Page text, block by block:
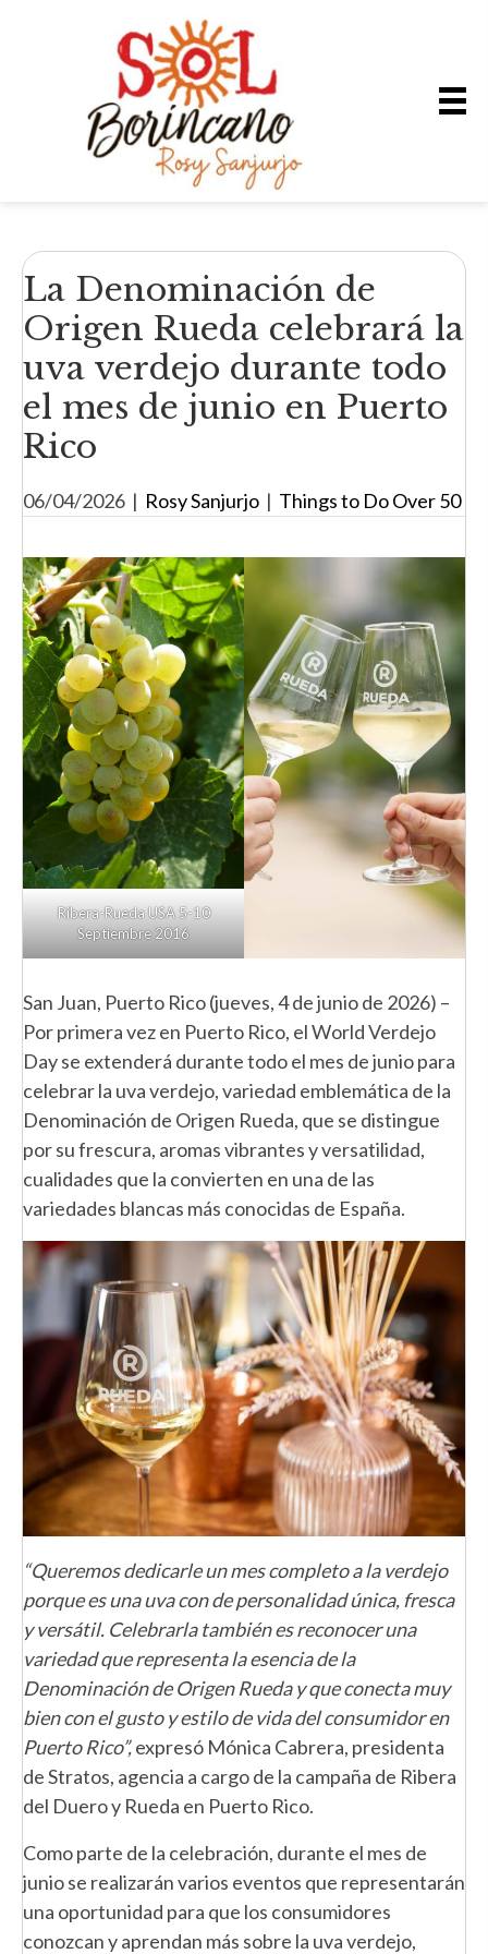
La Denominación de
Origen Rueda celebrará la
uva verdejo durante todo
el mes de junio en Puerto
Rico
06/04/2026 | Rosy Sanjurjo | Things to Do Over 50
Ribera-Rueda USA 5-10
Septiembre 2016
San Juan, Puerto Rico (jueves, 4 de junio de 2026) –
Por primera vez en Puerto Rico, el World Verdejo
Day se extenderá durante todo el mes de junio para
celebrar la uva verdejo, variedad emblemática de la
Denominación de Origen Rueda, que se distingue
por su frescura, aromas vibrantes y versatilidad,
cualidades que la convierten en una de las
variedades blancas más conocidas de España.
“Queremos dedicarle un mes completo a la verdejo
porque es una uva con de personalidad única, fresca
y versátil. Celebrarla también es reconocer una
variedad que representa la esencia de la
Denominación de Origen Rueda y que conecta muy
bien con el gusto y estilo de vida del consumidor en
Puerto Rico”,expresó Mónica Cabrera, presidenta
de Stratos, agencia a cargo de la campaña de Ribera
del Duero y Rueda en Puerto Rico.
Como parte de la celebración, durante el mes de
junio se realizarán varios eventos que representarán
una oportunidad para que los consumidores
conozcan y aprendan más sobre la uva verdejo,